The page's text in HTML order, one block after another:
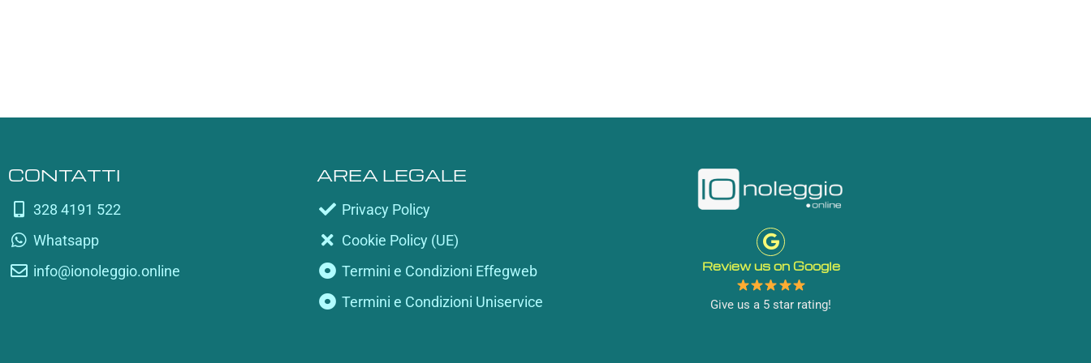
CONTATTI
328 4191 522
Whatsapp
info@ionoleggio.online
AREA LEGALE
Privacy Policy
Cookie Policy (UE)
Termini e Condizioni Effegweb
Termini e Condizioni Uniservice
Review us on Google
Give us a 5 star rating!